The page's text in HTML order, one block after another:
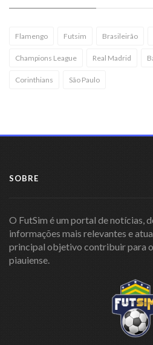
Flamengo Futsim Brasileirão
Champions League Real Madrid
Corinthians São Paulo
SOBRE
O FutSim é um portal de notícias,
informações mais relevantes e
principal objetivo contribuir para
piauiense.